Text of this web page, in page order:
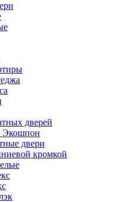
дверей
Экошпон
двери
кромкой